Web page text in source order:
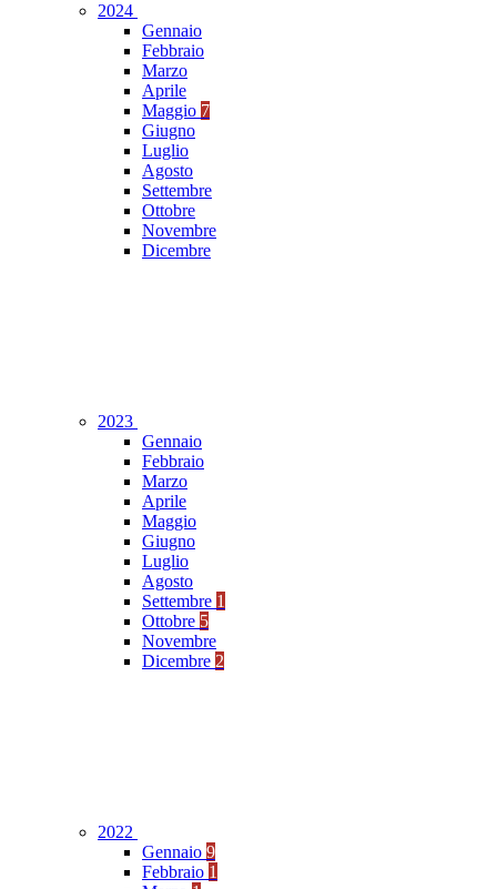
2024
Gennaio
Febbraio
Marzo
Aprile
Maggio 7
Giugno
Luglio
Agosto
Settembre
Ottobre
Novembre
Dicembre
2023
Gennaio
Febbraio
Marzo
Aprile
Maggio
Giugno
Luglio
Agosto
Settembre 1
Ottobre 5
Novembre
Dicembre 2
2022
Gennaio 9
Febbraio 1